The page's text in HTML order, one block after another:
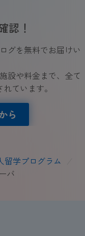
認！
グを無料でお届けい
設や料金まで、全て
ています。
ら
留学プログラム
バ